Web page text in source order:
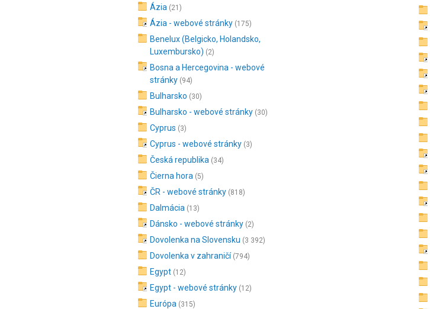
Ázia (21)
Ázia - webové stránky (175)
Benelux (Belgicko, Holandsko,
Luxembursko) (2)
Bosna a Hercegovina - webové
stránky (94)
Bulharsko (30)
Bulharsko - webové stránky (30)
Cyprus (3)
Cyprus - webové stránky (3)
Česká republika (34)
Čierna hora (5)
ČR - webové stránky (818)
Dalmácia (13)
Dánsko - webové stránky (2)
Dovolenka na Slovensku (3 392)
Dovolenka v zahraničí (794)
Egypt (12)
Egypt - webové stránky (12)
Európa (315)